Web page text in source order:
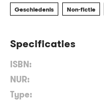
Geschiedenis Non-fictie
Specificaties
ISBN:
NUR:
Type: